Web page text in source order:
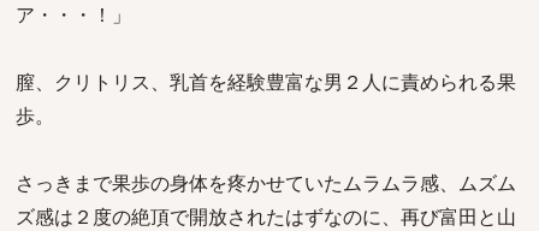
ア・・・！」
膣、クリトリス、乳首を経験豊富な男２人に責められる果
歩。
さっきまで果歩の身体を疼かせていたムラムラ感、ムズム
ズ感は２度の絶頂で開放されたはずなのに、再び富田と山